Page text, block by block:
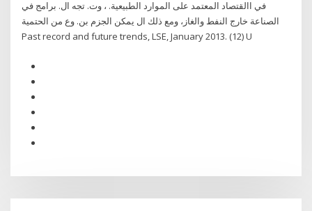
في االقتصاد المعتمد على الموارد الطبيعية. ، وت. تجه ال. برامج في
الصناعة خارج النفط والغاز، ومع ذلك ال يمكن الجزم بن. وع من الحتمية
Past record and future trends, LSE, January 2013. (12) U